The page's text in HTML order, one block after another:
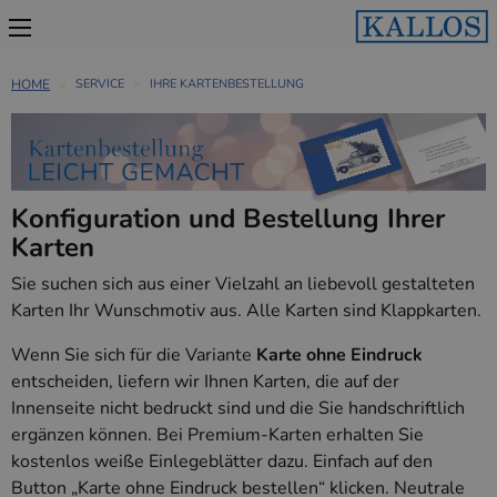
HOME SERVICE IHRE KARTENBESTELLUNG
Konfiguration und Bestellung Ihrer
Karten
Sie suchen sich aus einer Vielzahl an liebevoll gestalteten
Karten Ihr Wunschmotiv aus. Alle Karten sind Klappkarten.
Wenn Sie sich für die Variante Karte ohne Eindruck
entscheiden, liefern wir Ihnen Karten, die auf der
Innenseite nicht bedruckt sind und die Sie handschriftlich
ergänzen können. Bei Premium-Karten erhalten Sie
kostenlos weiße Einlegeblätter dazu. Einfach auf den
Button „Karte ohne Eindruck bestellen“ klicken. Neutrale